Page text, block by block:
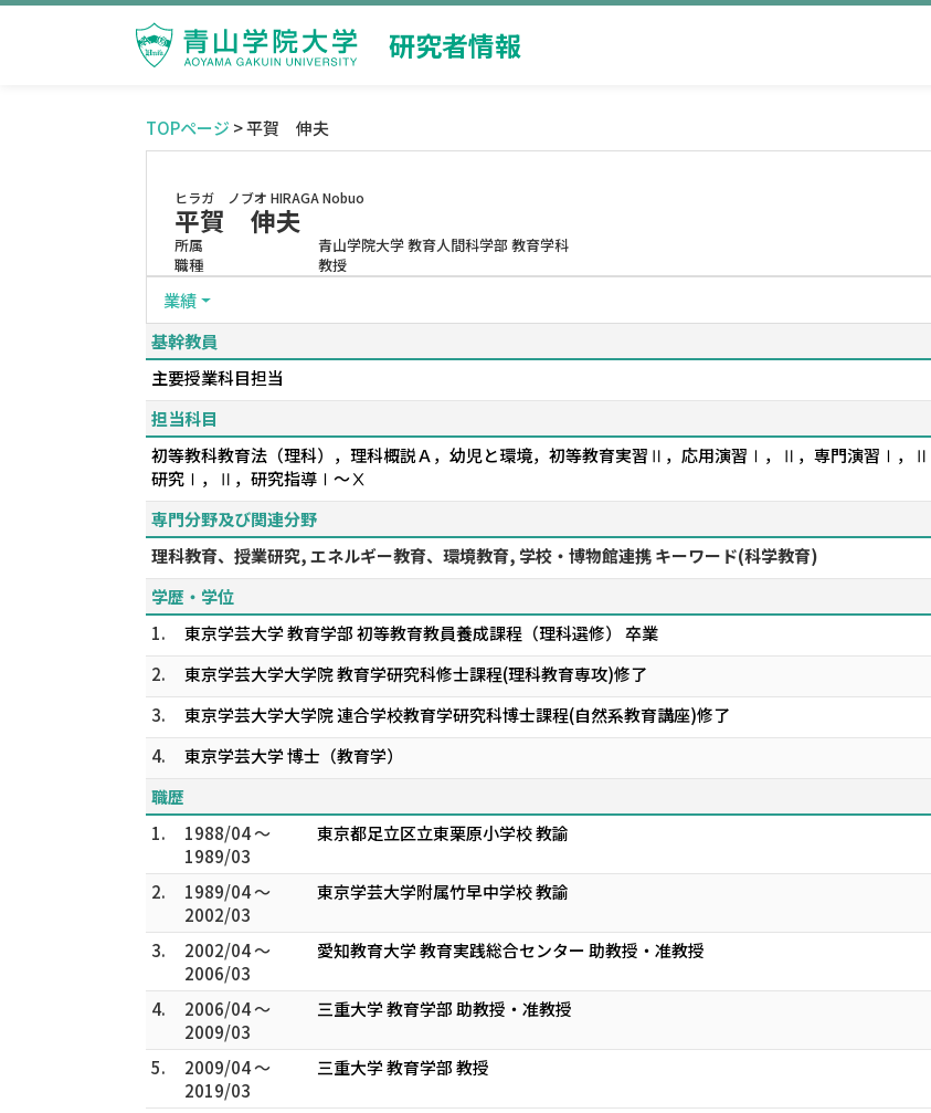
研究者情報
TOPページ > 平賀 伸夫
ヒラガ ノブオ HIRAGA Nobuo
平賀 伸夫
所属
青山学院大学 教育人間科学部 教育学科
職種
教授
業績
基幹教員
主要授業科目担当
担当科目
初等教科教育法（理科），理科概説Ａ，幼児と環境，初等教育実習Ⅱ，応用演習Ⅰ，Ⅱ，専門演習Ⅰ
研究Ⅰ，Ⅱ，研究指導Ⅰ～Ⅹ
専門分野及び関連分野
理科教育、授業研究, エネルギー教育、環境教育, 学校・博物館連携 キーワード(科学教育)
学歴・学位
1.
東京学芸大学 教育学部 初等教育教員養成課程（理科選修） 卒業
2.
東京学芸大学大学院 教育学研究科修士課程(理科教育専攻)修了
3.
東京学芸大学大学院 連合学校教育学研究科博士課程(自然系教育講座)修了
4.
東京学芸大学 博士（教育学）
職歴
1.
1988/04 ～
1989/03
東京都足立区立東栗原小学校 教諭
2.
1989/04 ～
2002/03
東京学芸大学附属竹早中学校 教諭
3.
2002/04 ～
2006/03
愛知教育大学 教育実践総合センター 助教授・准教授
4.
2006/04 ～
2009/03
三重大学 教育学部 助教授・准教授
5.
2009/04 ～
2019/03
三重大学 教育学部 教授